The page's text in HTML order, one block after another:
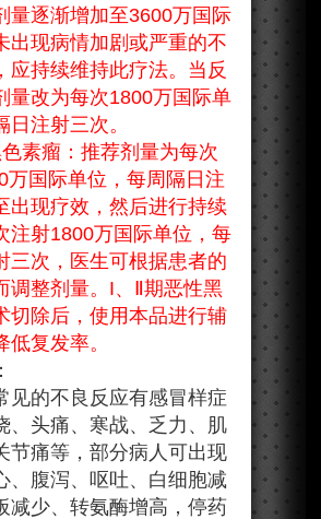
量逐渐增加至3600万国际
出现病情加剧或严重的不
应持续维持此疗法。当反
量改为每次1800万国际单
日注射三次。
素瘤：推荐剂量为每次
万国际单位，每周隔日注
出现疗效，然后进行持续
注射1800万国际单位，每
三次，医生可根据患者的
调整剂量。I、Ⅱ期恶性黑
切除后，使用本品进行辅
复发率。
见的不良反应有感冒样症
、头痛、寒战、乏力、肌
节痛等，部分病人可出现
、腹泻、呕吐、白细胞减
减少、转氨酶增高，停药